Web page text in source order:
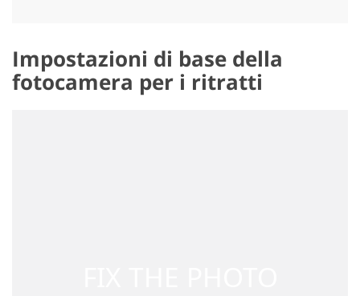
Impostazioni di base della
fotocamera per i ritratti